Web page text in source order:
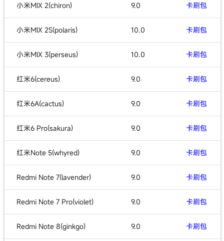
小米MIX 2(chiron) 9.0 卡刷包
小米MIX 2S(polaris) 10.0 卡刷包
小米MIX 3(perseus) 10.0 卡刷包
红米6(cereus) 9.0 卡刷包
红米6A(cactus) 9.0 卡刷包
红米6 Pro(sakura) 9.0 卡刷包
红米Note 5(whyred) 9.0 卡刷包
Redmi Note 7(lavender) 9.0 卡刷包
Redmi Note 7 Pro(violet) 9.0 卡刷包
Redmi Note 8(ginkgo) 9.0 卡刷包